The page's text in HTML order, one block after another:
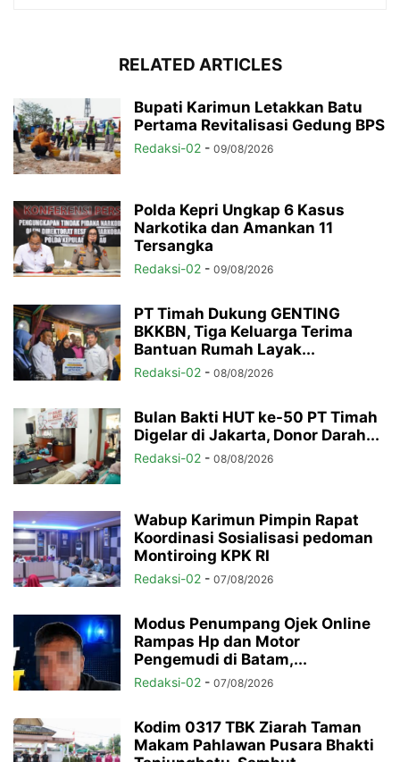
RELATED ARTICLES
Bupati Karimun Letakkan Batu
Pertama Revitalisasi Gedung BPS
Redaksi-02 - 09/08/2026
Polda Kepri Ungkap 6 Kasus
Narkotika dan Amankan 11
Tersangka
Redaksi-02 - 09/08/2026
PT Timah Dukung GENTING
BKKBN, Tiga Keluarga Terima
Bantuan Rumah Layak...
Redaksi-02 - 08/08/2026
Bulan Bakti HUT ke-50 PT Timah
Digelar di Jakarta, Donor Darah...
Redaksi-02 - 08/08/2026
Wabup Karimun Pimpin Rapat
Koordinasi Sosialisasi pedoman
Montiroing KPK RI
Redaksi-02 - 07/08/2026
Modus Penumpang Ojek Online
Rampas Hp dan Motor
Pengemudi di Batam,...
Redaksi-02 - 07/08/2026
Kodim 0317 TBK Ziarah Taman
Makam Pahlawan Pusara Bhakti